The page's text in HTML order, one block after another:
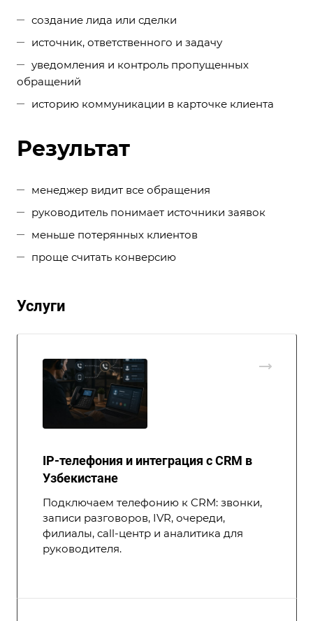
создание лида или сделки
источник, ответственного и задачу
уведомления и контроль пропущенных
обращений
историю коммуникации в карточке клиента
Результат
менеджер видит все обращения
руководитель понимает источники заявок
меньше потерянных клиентов
проще считать конверсию
Услуги
IP-телефония и интеграция с CRM в
Узбекистане
Подключаем телефонию к CRM: звонки,
записи разговоров, IVR, очереди,
филиалы, call-центр и аналитика для
руководителя.